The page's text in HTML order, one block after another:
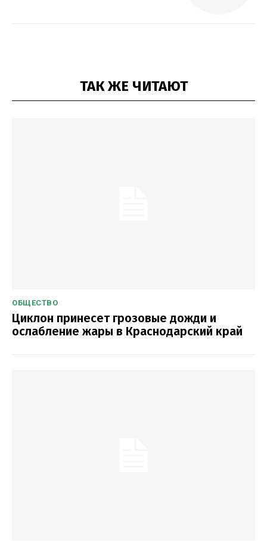
ТАК ЖЕ ЧИТАЮТ
ОБЩЕСТВО
Циклон принесет грозовые дожди и
ослабление жары в Краснодарский край